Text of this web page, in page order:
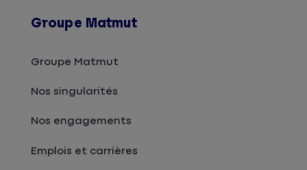
Groupe Matmut
Groupe Matmut
Nos singularités
Nos engagements
Emplois et carrières